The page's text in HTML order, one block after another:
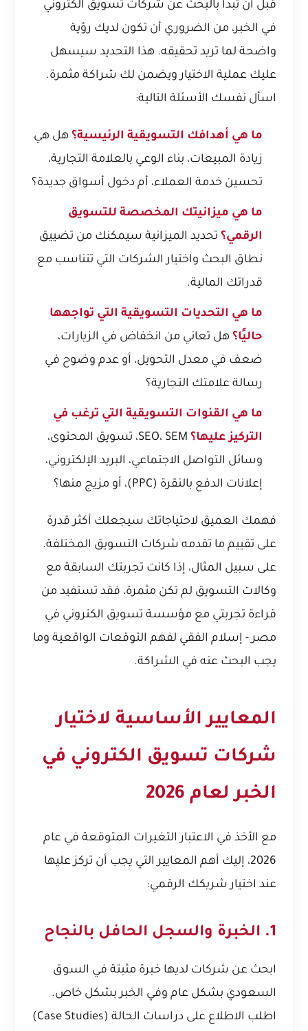
قبل أن تبدأ بالبحث عن شركات تسويق الكتروني
في الخبر، من الضروري أن تكون لديك رؤية
واضحة لما تريد تحقيقه. هذا التحديد سيسهل
عليك عملية الاختيار ويضمن لك شراكة مثمرة.
اسأل نفسك الأسئلة التالية:
ما هي أهدافك التسويقية الرئيسية؟ هل هي
زيادة المبيعات، بناء الوعي بالعلامة التجارية،
تحسين خدمة العملاء، أم دخول أسواق جديدة؟
ما هي ميزانيتك المخصصة للتسويق
الرقمي؟ تحديد الميزانية سيمكنك من تضييق
نطاق البحث واختيار الشركات التي تتناسب مع
قدراتك المالية.
ما هي التحديات التسويقية التي تواجهها
حاليًا؟ هل تعاني من انخفاض في الزيارات،
ضعف في معدل التحويل، أو عدم وضوح في
رسالة علامتك التجارية؟
ما هي القنوات التسويقية التي ترغب في
التركيز عليها؟
SEO، SEM، تسويق المحتوى،
وسائل التواصل الاجتماعي، البريد الإلكتروني،
إعلانات الدفع بالنقرة (PPC)، أو مزيج منها؟
فهمك العميق لاحتياجاتك سيجعلك أكثر قدرة
على تقييم ما تقدمه شركات التسويق المختلفة.
على سبيل المثال، إذا كانت تجربتك السابقة مع
وكالات التسويق لم تكن مثمرة، فقد تستفيد من
قراءة تجربتي مع مؤسسة تسويق الكتروني في
مصر - إسلام الفقي لفهم التوقعات الواقعية وما
يجب البحث عنه في الشراكة.
المعايير الأساسية لاختيار
شركات تسويق الكتروني في
الخبر لعام 2026
مع الأخذ في الاعتبار التغيرات المتوقعة في عام
2026، إليك أهم المعايير التي يجب أن تركز عليها
عند اختيار شريكك الرقمي:
1. الخبرة والسجل الحافل بالنجاح
ابحث عن شركات لديها خبرة مثبتة في السوق
السعودي بشكل عام وفي الخبر بشكل خاص.
اطلب الاطلاع على دراسات الحالة (Case Studies)